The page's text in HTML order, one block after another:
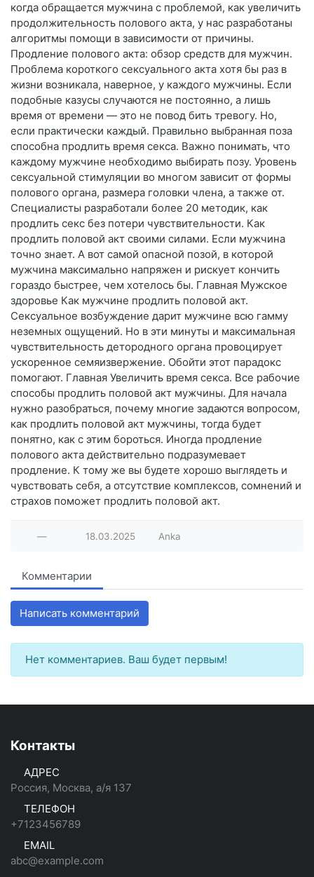
когда обращается мужчина с проблемой, как увеличить
продолжительность полового акта, у нас разработаны
алгоритмы помощи в зависимости от причины.
Продление полового акта: обзор средств для мужчин.
Проблема короткого сексуального акта хотя бы раз в
жизни возникала, наверное, у каждого мужчины. Если
подобные казусы случаются не постоянно, а лишь
время от времени — это не повод бить тревогу. Но,
если практически каждый. Правильно выбранная поза
способна продлить время секса. Важно понимать, что
каждому мужчине необходимо выбирать позу. Уровень
сексуальной стимуляции во многом зависит от формы
полового органа, размера головки члена, а также от.
Специалисты разработали более 20 методик, как
продлить секс без потери чувствительности. Как
продлить половой акт своими силами. Если мужчина
точно знает. А вот самой опасной позой, в которой
мужчина максимально напряжен и рискует кончить
гораздо быстрее, чем хотелось бы. Главная Мужское
здоровье Как мужчине продлить половой акт.
Сексуальное возбуждение дарит мужчине всю гамму
неземных ощущений. Но в эти минуты и максимальная
чувствительность детородного органа провоцирует
ускоренное семяизвержение. Обойти этот парадокс
помогают. Главная Увеличить время секса. Все рабочие
способы продлить половой акт мужчины. Для начала
нужно разобраться, почему многие задаются вопросом,
как продлить половой акт мужчины, тогда будет
понятно, как с этим бороться. Иногда продление
полового акта действительно подразумевает
продление. К тому же вы будете хорошо выглядеть и
чувствовать себя, а отсутствие комплексов, сомнений и
страхов поможет продлить половой акт.
— 18.03.2025 Anka
Комментарии
Написать комментарий
Нет комментариев. Ваш будет первым!
Контакты
АДРЕС
Россия, Москва, а/я 137
ТЕЛЕФОН
+7123456789
EMAIL
abc@example.com